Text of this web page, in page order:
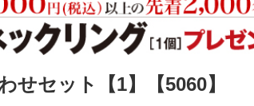
せセット【1】【5060】